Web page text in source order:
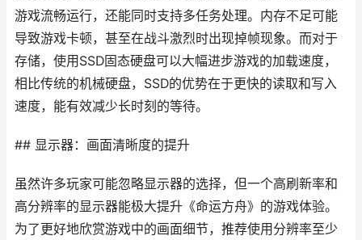
游戏流畅运行，还能同时支持多任务处理。内存不足可能
导致游戏卡顿，甚至在战斗激烈时出现掉帧现象。而对于
存储，使用SSD固态硬盘可以大幅进步游戏的加载速度，
相比传统的机械硬盘，SSD的优势在于更快的读取和写入
速度，能有效减少长时刻的等待。
## 显示器：画面清晰度的提升
虽然许多玩家可能忽略显示器的选择，但一个高刷新率和
高分辨率的显示器能极大提升《命运方舟》的游戏体验。
为了更好地欣赏游戏中的画面细节，推荐使用分辨率至少